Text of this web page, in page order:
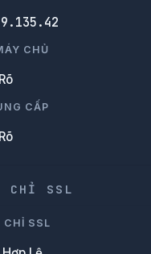
CHỦ
CẤP
CHỈ SSL
CHỈ SSL